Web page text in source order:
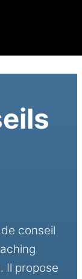
conseil
Il propose